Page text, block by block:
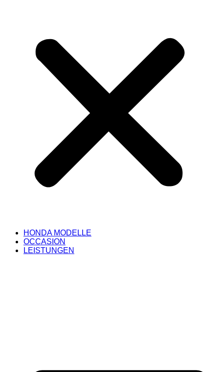
HONDA MODELLE
OCCASION
LEISTUNGEN